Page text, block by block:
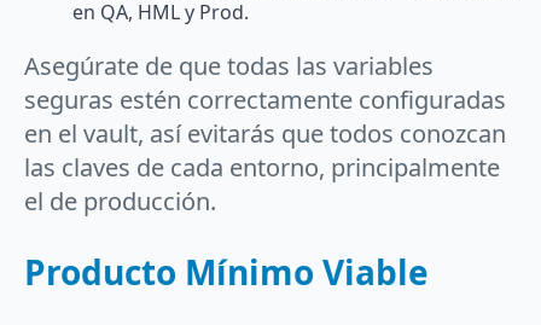
en QA, HML y Prod.
Asegúrate de que todas las variables
seguras estén correctamente configuradas
en el vault, así evitarás que todos conozcan
las claves de cada entorno, principalmente
el de producción.
Producto Mínimo Viable